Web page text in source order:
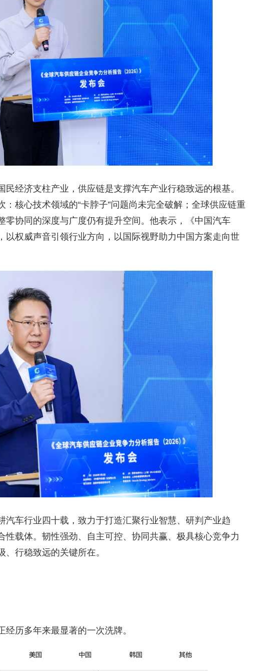
经济支柱产业，供应链是支撑汽车产业行稳致远的根基。
核心技术领域的“卡脖子”问题尚未完全破解；全球供应链重
零协同的深度与广度仍有提升空间。他表示，《中国汽车
以权威声音引领行业方向，以国际视野助力中国方案走向世
汽车行业四十载，致力于打造汇聚行业智慧、研判产业趋
性载体。韧性强劲、自主可控、协同共赢、极具核心竞争力
行稳致远的关键所在。
历多年来最显著的一次洗牌。